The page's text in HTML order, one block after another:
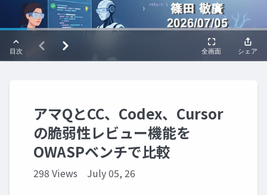
アマQとCC、Codex、Cursor
の脆弱性レビュー機能を
OWASPベンチで比較
298 Views July 05, 26